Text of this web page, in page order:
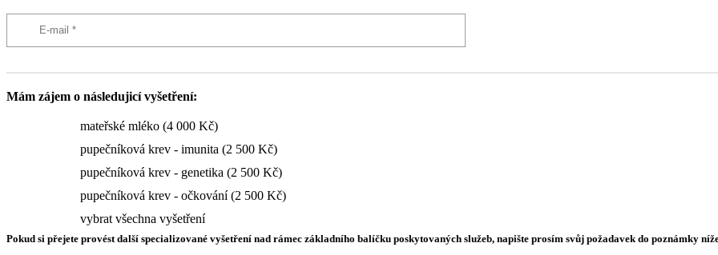
Mám zájem o následujicí vyšetření:
mateřské mléko (4 000 Kč)
pupečníková krev - imunita (2 500 Kč)
pupečníková krev - genetika (2 500 Kč)
pupečníková krev - očkování (2 500 Kč)
vybrat všechna vyšetření
Pokud si přejete provést další specializované vyšetření nad rámec základního balíčku poskytovaných služeb, napište prosím svůj požadavek do poznámky